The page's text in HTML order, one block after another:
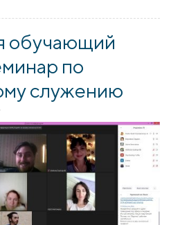
обучающий
по
служению